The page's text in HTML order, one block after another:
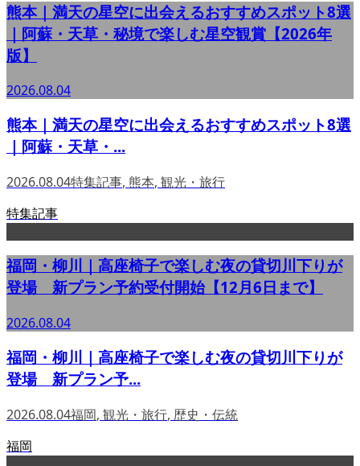
熊本｜満天の星空に出会えるおすすめスポット8選
｜阿蘇・天草・秘境で楽しむ星空観賞【2026年
版】
2026.08.04
熊本｜満天の星空に出会えるおすすめスポット8選
｜阿蘇・天草・...
2026.08.04特集記事, 熊本, 観光・旅行
特集記事
福岡・柳川｜高座椅子で楽しむ夜の貸切川下りが
登場 新プラン予約受付開始【12月6日まで】
2026.08.04
福岡・柳川｜高座椅子で楽しむ夜の貸切川下りが
登場 新プラン予...
2026.08.04福岡, 観光・旅行, 歴史・伝統
福岡